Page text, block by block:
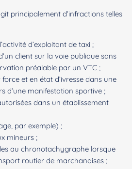
principalement d’infractions telles
d’exploitant de taxi ;
client sur la voie publique sans
préalable par un VTC ;
force et en état d’ivresse dans une
d’une manifestation sportive ;
dans un établissement
par exemple) ;
mineurs ;
au chronotachygraphe lorsque
routier de marchandises ;